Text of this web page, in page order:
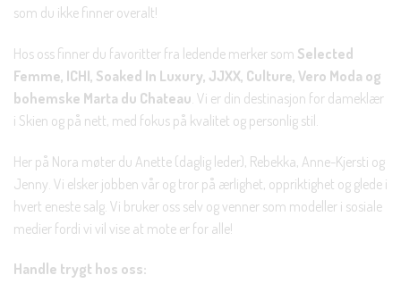
som du ikke finner overalt!
Hos oss finner du favoritter fra ledende merker som Selected
Femme, ICHI, Soaked In Luxury, JJXX, Culture, Vero Moda og
bohemske Marta du Chateau . Vi er din destinasjon for dameklær
i Skien og på nett, med fokus på kvalitet og personlig stil.
Her på Nora møter du Anette (daglig leder), Rebekka, Anne-Kjersti og
Jenny. Vi elsker jobben vår og tror på ærlighet, oppriktighet og glede i
hvert eneste salg. Vi bruker oss selv og venner som modeller i sosiale
medier fordi vi vil vise at mote er for alle!
Handle trygt hos oss: